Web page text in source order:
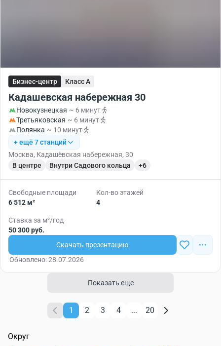
Бизнес-центр Класс A
Кадашевская набережная 30
Новокузнецкая ~ 6 минут
Третьяковская ~ 6 минут
Полянка ~ 10 минут
+ ещё 7 станций
Москва, Кадашёвская набережная, 30
В центре
Внутри Садового кольца +6
Свободные площади
6 512 м²
Кол-во этажей
4
Ставка за м²/год
50 300 руб.
Скачать презентацию
Обновлено: 28.07.2026
Показать еще
1 2 3 4 ... 20
Округ